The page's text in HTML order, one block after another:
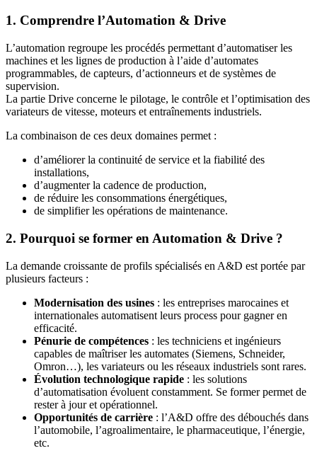
1. Comprendre l’Automation & Drive
L’automation regroupe les procédés permettant d’automatiser les
machines et les lignes de production à l’aide d’automates
programmables, de capteurs, d’actionneurs et de systèmes de
supervision.
La partie Drive concerne le pilotage, le contrôle et l’optimisation des
variateurs de vitesse, moteurs et entraînements industriels.
La combinaison de ces deux domaines permet :
d’améliorer la continuité de service et la fiabilité des
installations,
d’augmenter la cadence de production,
de réduire les consommations énergétiques,
de simplifier les opérations de maintenance.
2. Pourquoi se former en Automation & Drive ?
La demande croissante de profils spécialisés en A&D est portée par
plusieurs facteurs :
Modernisation des usines : les entreprises marocaines et
internationales automatisent leurs process pour gagner en
efficacité.
Pénurie de compétences : les techniciens et ingénieurs
capables de maîtriser les automates (Siemens, Schneider,
Omron…), les variateurs ou les réseaux industriels sont rares.
Évolution technologique rapide : les solutions
d’automatisation évoluent constamment. Se former permet de
rester à jour et opérationnel.
Opportunités de carrière : l’A&D offre des débouchés dans
l’automobile, l’agroalimentaire, le pharmaceutique, l’énergie,
etc.